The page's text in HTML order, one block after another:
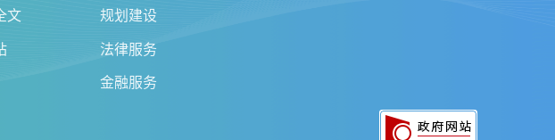
文 规划建设
法律服务
金融服务